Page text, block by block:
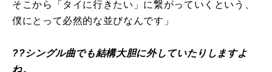
そこから「タイに行きたい」に繋がっていくという、
僕にとって必然的な並びなんです」
??シングル曲でも結構大胆に外していたりしますよ
ね。